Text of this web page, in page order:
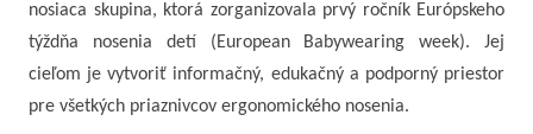
nosiaca skupina, ktorá zorganizovala prvý ročník Európskeho
týždňa nosenia detí (European Babywearing week). Jej
cieľom je vytvoriť informačný, edukačný a podporný priestor
pre všetkých priaznivcov ergonomického nosenia.